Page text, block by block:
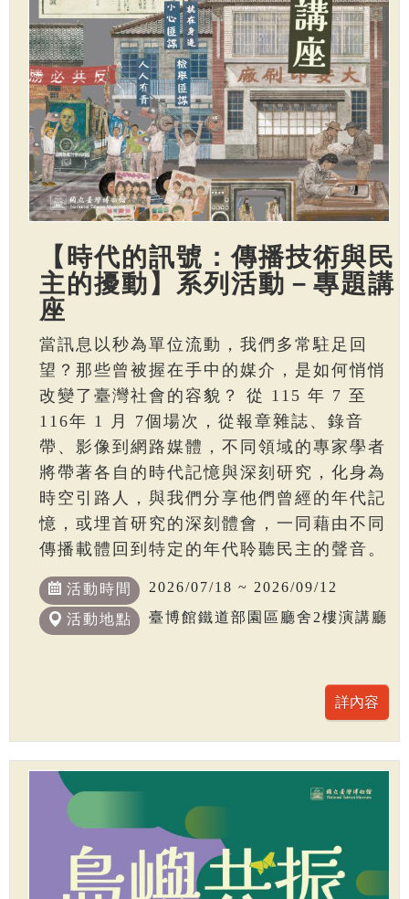
【時代的訊號：傳播技術與民
主的擾動】系列活動－專題講
座
當訊息以秒為單位流動，我們多常駐足回
望？那些曾被握在手中的媒介，是如何悄悄
改變了臺灣社會的容貌？ 從 115 年 7 至
116年 1 月 7個場次，從報章雜誌、錄音
帶、影像到網路媒體，不同領域的專家學者
將帶著各自的時代記憶與深刻研究，化身為
時空引路人，與我們分享他們曾經的年代記
憶，或埋首研究的深刻體會，一同藉由不同
傳播載體回到特定的年代聆聽民主的聲音。
活動時間 2026/07/18 ~ 2026/09/12
活動地點 臺博館鐵道部園區廳舍2樓演講廳